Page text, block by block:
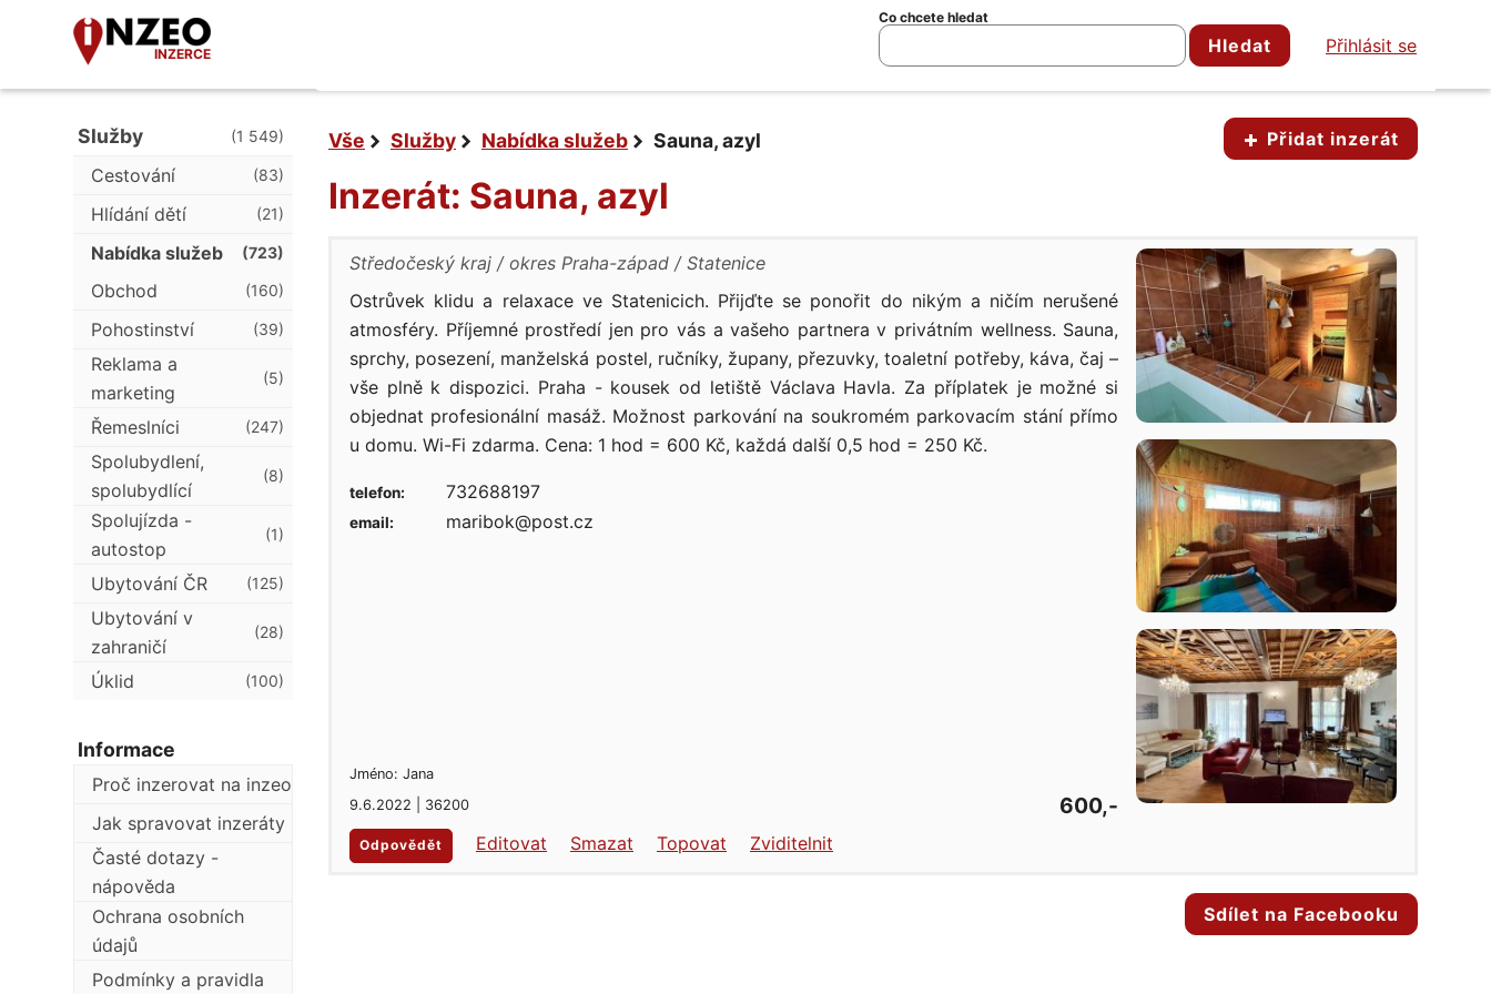
INZERCE
Co chcete hledat
Hledat Přihlásit se
Přidat inzerát
Vše Služby Nabídka služeb Sauna, azyl
Inzerát: Sauna, azyl
Středočeský kraj okres Praha-západ
Statenice
Ostrůvek klidu a relaxace ve Statenicich. Přijďte se ponořit do nikým a ničím nerušené
atmosféry. Příjemné prostředí jen pro vás a vašeho partnera v privátním wellness. Sauna,
sprchy, posezení, manželská postel, ručníky, župany, přezuvky, toaletní potřeby, káva, čaj –
vše plně k dispozici. Praha - kousek od letiště Václava Havla. Za příplatek je možné si
objednat profesionální masáž. Možnost parkování na soukromém parkovacím stání přímo
u domu. Wi-Fi zdarma. Cena: 1 hod = 600 Kč, každá další 0,5 hod = 250 Kč.
Jméno: Jana
9.6.2022 | 36200
600,-
telefon: 732688197
email: maribok@post.cz
Odpovědět Editovat Smazat Topovat Zviditelnit
Sdílet na Facebooku
Služby (1 549)
Cestování (83)
Hlídání dětí (21)
Nabídka služeb (723)
Obchod (160)
Pohostinství (39)
Reklama a
marketing
(5)
Řemeslníci (247)
Spolubydlení,
spolubydlící
(8)
Spolujízda -
autostop
(1)
Ubytování ČR (125)
Ubytování v
zahraničí
(28)
Úklid (100)
Informace
Proč inzerovat na inzeo
Jak spravovat inzeráty
Časté dotazy -
nápověda
Ochrana osobních
údajů
Podmínky a pravidla